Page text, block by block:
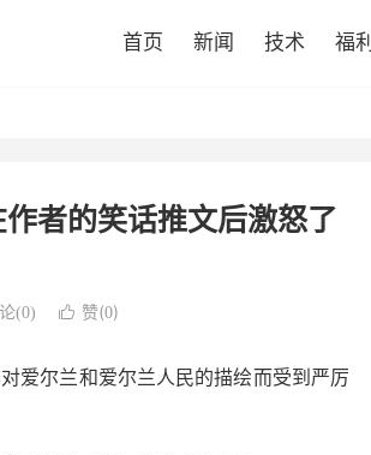
首页 新闻 技术 福利
者的笑话推文后激怒了
(0)  赞(0)
对爱尔兰和爱尔兰人民的描绘而受到严厉